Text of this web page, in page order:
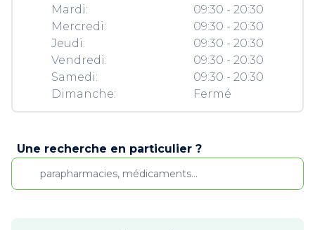
Mardi:
Mercredi:
Jeudi:
Vendredi:
Samedi:
Dimanche:
09:30 - 20:30
09:30 - 20:30
09:30 - 20:30
09:30 - 20:30
09:30 - 20:30
Fermé
Une recherche en particulier ?